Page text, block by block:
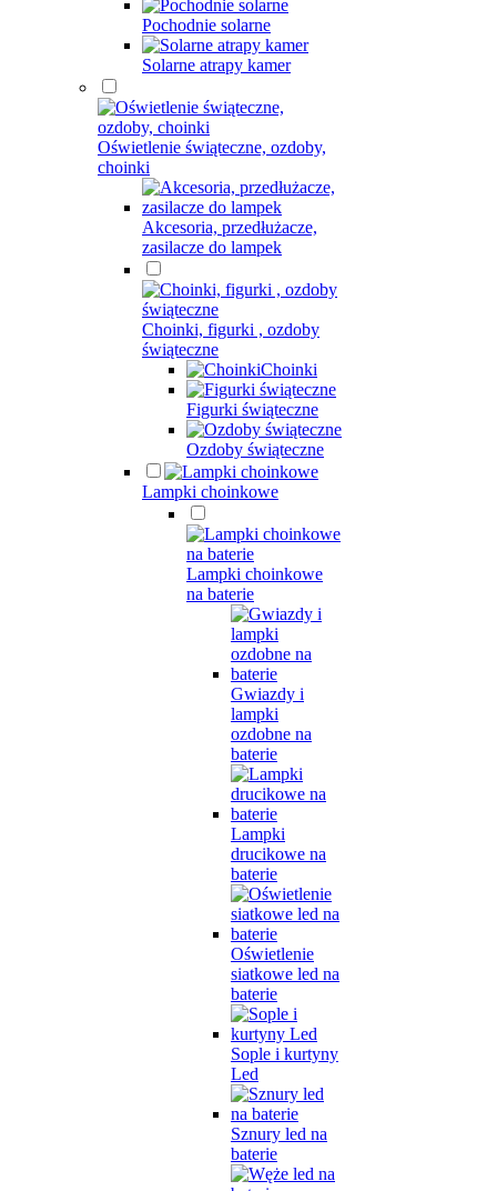
Pochodnie solarne
Solarne atrapy kamer
Oświetlenie świąteczne, ozdoby,
choinki
Akcesoria, przedłużacze,
zasilacze do lampek
Choinki, figurki , ozdoby
świąteczne
Choinki
Figurki świąteczne
Ozdoby świąteczne
Lampki choinkowe
Lampki choinkowe
na baterie
Gwiazdy i
lampki
ozdobne na
baterie
Lampki
drucikowe na
baterie
Oświetlenie
siatkowe led na
baterie
Sople i kurtyny
Led
Sznury led na
baterie